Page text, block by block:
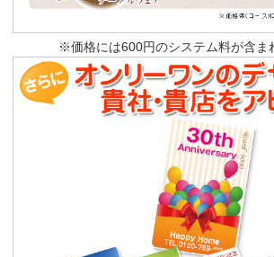
※価格には600円のシステム料が含ま